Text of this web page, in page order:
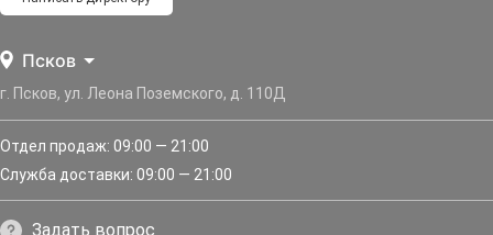
Псков
г. Псков, ул. Леона Поземского, д. 110Д
Отдел продаж: 09:00 — 21:00
Служба доставки: 09:00 — 21:00
Задать вопрос